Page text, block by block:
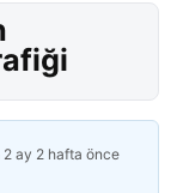
2 ay 2 hafta önce